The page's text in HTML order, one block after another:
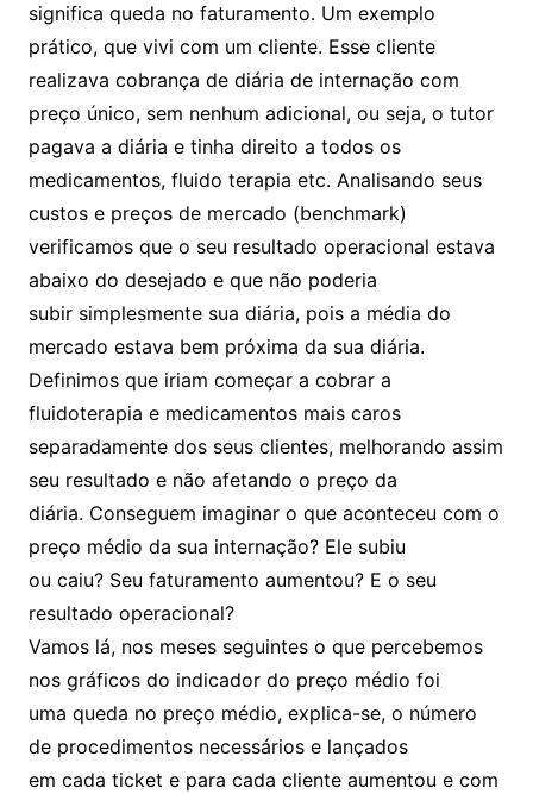
significa queda no faturamento. Um exemplo
prático, que vivi com um cliente. Esse cliente
realizava cobrança de diária de internação com
preço único, sem nenhum adicional, ou seja, o tutor
pagava a diária e tinha direito a todos os
medicamentos, fluido terapia etc. Analisando seus
custos e preços de mercado (benchmark)
verificamos que o seu resultado operacional estava
abaixo do desejado e que não poderia
subir simplesmente sua diária, pois a média do
mercado estava bem próxima da sua diária.
Definimos que iriam começar a cobrar a
fluidoterapia e medicamentos mais caros
separadamente dos seus clientes, melhorando assim
seu resultado e não afetando o preço da
diária. Conseguem imaginar o que aconteceu com o
preço médio da sua internação? Ele subiu
ou caiu? Seu faturamento aumentou? E o seu
resultado operacional?
Vamos lá, nos meses seguintes o que percebemos
nos gráficos do indicador do preço médio foi
uma queda no preço médio, explica-se, o número
de procedimentos necessários e lançados
em cada ticket e para cada cliente aumentou e com